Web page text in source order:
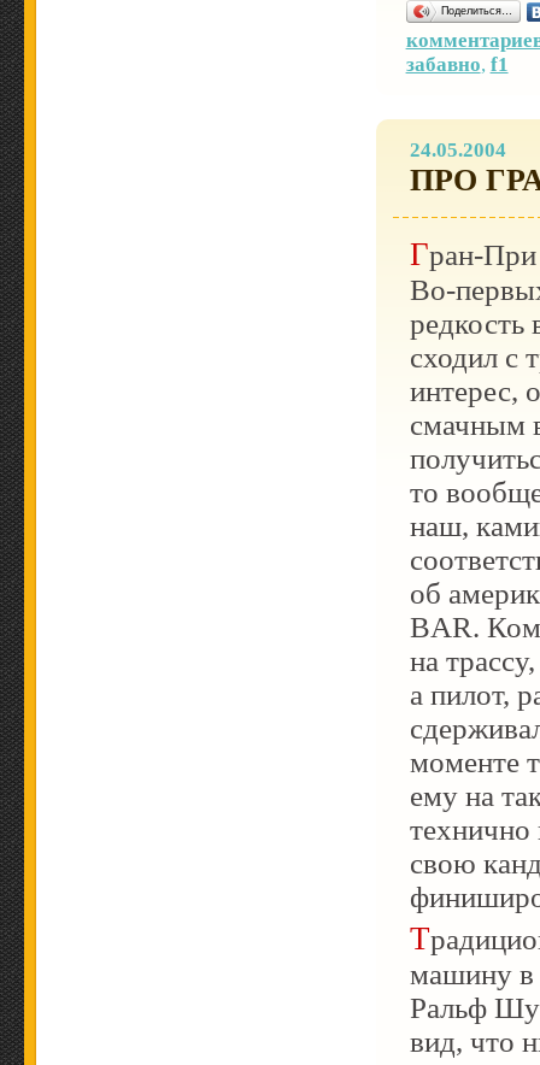
Поделиться…
забавно, f1
24.05.2004
ПРО
Гран-При
Во-
редкость
сходил с
интерес,
смачным
то
наш,
об
BAR.
на
а пилот,
моменте
ему на
технично
свою
Традиционно отличился Алонсо, раздолбав свою
машину в
Ральф
вид, что